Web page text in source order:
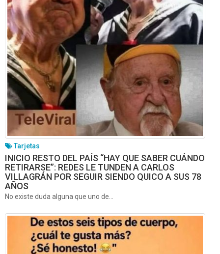
Tarjetas
INICIO RESTO DEL PAÍS “HAY QUE SABER CUÁNDO
RETIRARSE”: REDES LE TUNDEN A CARLOS
VILLAGRÁN POR SEGUIR SIENDO QUICO A SUS 78
AÑOS
No existe duda alguna que uno de...